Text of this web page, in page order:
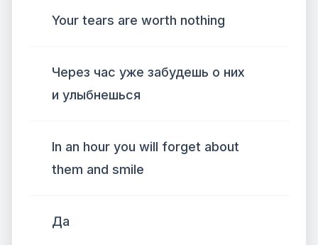
Your tears are worth nothing
Через час уже забудешь о них
и улыбнешься
In an hour you will forget about
them and smile
Да